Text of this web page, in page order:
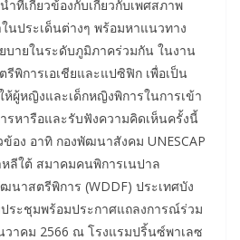
ที่เกี่ยวข้องกับเกี่ยวกับเพศสภาพ
นประเด็นต่างๆ พร้อมหาแนวทาง
บายในระดับภูมิภาคร่วมกัน ในงาน
รีพิการเอเชียและแปซิฟิก เพื่อเป็น
ผู้หญิงและเด็กหญิงพิการในการเข้า
รหารือและรับฟังความคิดเห็นครั้งนี้
ข้อง อาทิ กองพัฒนาสังคม UNESCAP
ลีใต้ สมาคมคนพิการเนปาล
นาสตรีพิการ (WDDF) ประเทศบัง
ระชุมพร้อมประกาศแถลงการณ์ร่วม
วาคม 2566 ณ โรงแรมปริ้นซ์พาเลซ